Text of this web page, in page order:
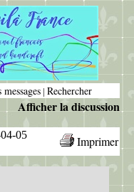
| Rechercher
Afficher la discussion
05
Imprimer